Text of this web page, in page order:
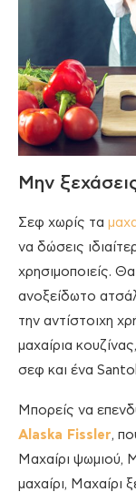
Μην
Σεφ χωρίς τα
να δώσεις
χρησιμοποιείς.
ανοξείδωτο
την αντίστοιχη
μαχαίρια
σεφ και ένα
Μπορείς να
Alaska Fissler,
Μαχαίρι ψωμιού,
μαχαίρι, Μαχαίρι